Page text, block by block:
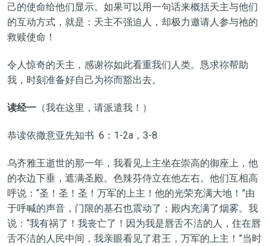
己的使命给他们显示。如果可以用一句话来概括天主与他们
的互动方式，就是：天主不强迫人，却极力邀请人参与祂的
救赎使命！
令人惊奇的天主，感谢祢如此看重我们人类。恳求祢帮助
我，时刻准备好自己为祢而豁出去。
读经一（我在这里，请派遣我！）
恭读依撒意亚先知书 6：1-2a，3-8
乌齐雅王逝世的那一年，我看见上主坐在崇高的御座上，他
的衣边下垂，遮满圣殿。色辣芬侍立在他左右。他们互相高
呼说：“圣！圣！圣！万军的上主！他的光荣充满大地！”由
于呼喊的声音，门限的基石也震动了；殿内充满了烟雾。我
说：“我有祸了！我丧亡了！因为我是唇舌不洁的人，住在唇
舌不洁的人民中间，我亲眼看见了君王，万军的上主！”当时